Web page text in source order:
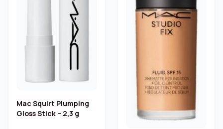
Mac Squirt Plumping
Gloss Stick – 2,3 g